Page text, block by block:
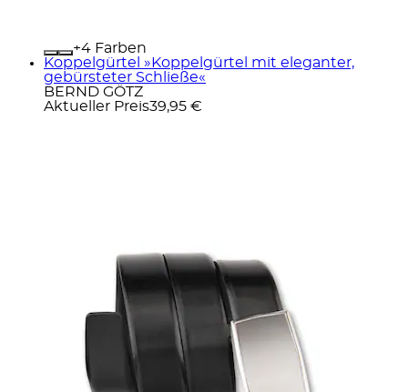
+
Farben
Koppelgürtel »Koppelgürtel mit eleganter,
gebürsteter Schließe«
BERND GÖTZ
Aktueller Preis39,95 €